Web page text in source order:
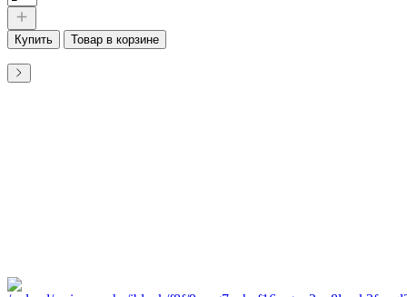
Купить Товар в корзине